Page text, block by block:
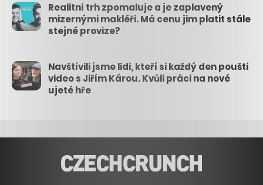
Realitní trh zpomaluje a je zaplavený
mizernými makléři. Má cenu jim platit stále
stejné provize?
Navštívili jsme lidi, kteří si každý den pouští
video s Jiřím Károu. Kvůli práci na nové
ujeté hře